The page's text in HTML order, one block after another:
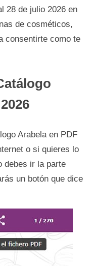
28 de julio 2026 en
de cosméticos,
consentirte como te
Arabela en PDF
o si quieres lo
debes ir la parte
un botón que dice